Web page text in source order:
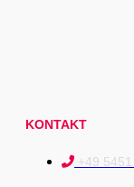
KONTAKT
+49